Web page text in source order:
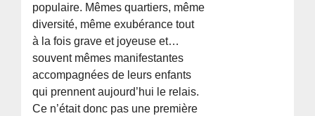
populaire. Mêmes quartiers, même
diversité, même exubérance tout
à la fois grave et joyeuse et…
souvent mêmes manifestantes
accompagnées de leurs enfants
qui prennent aujourd’hui le relais.
Ce n’était donc pas une première